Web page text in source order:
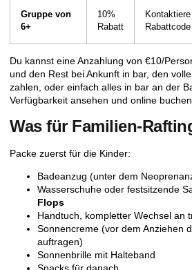
Gruppe von
6+
10%
Rabatt
Rabattcode
Du kannst eine Anzahlung von €10/
und den Rest bei Ankunft in bar, den
zahlen, oder einfach alles in bar an der
Verfügbarkeit ansehen und online buchen
Was für Familien-
Packe zuerst für die Kinder:
Badeanzug (unter dem
Wasserschuhe oder festsitzende
Flops
Handtuch, kompletter Wechsel an
Sonnencreme (vor dem Anziehen
auftragen)
Sonnenbrille mit Halteband